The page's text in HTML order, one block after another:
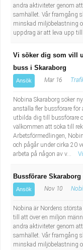
andra aktiviteter genom
samhället. Vår framgång
minskad miljöbelastning
uppdrag är att leva upp till
Vi söker dig som vill
buss i Skaraborg
Ansök Mar 16
Nobina Skaraborg söker
anställa fler bussförare
utbilda dig till bussförare
välkommen att söka till
Arbetsförmedlingen,
och pågår under cirka 20
arbeta på någon av v...
Bussförare
Ansök Nov 10
Nobina är Nordens
till att över en miljon
andra aktiviteter genom
samhället. Vår framgång
minskad miljöbelastning